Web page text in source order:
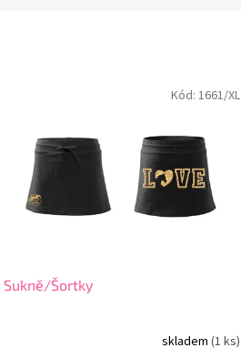
Sukně/Šortky
skladem (1 ks)
Kód: 1661/XL